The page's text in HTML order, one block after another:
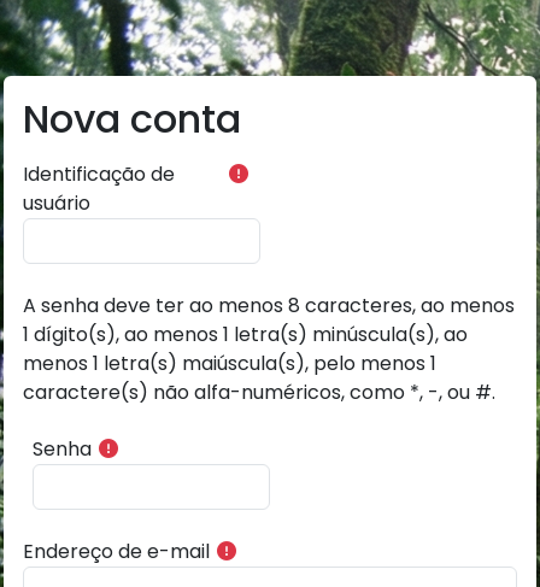
Ir para o conteúdo principal
Nova conta
Identificação de
usuário
A senha deve ter ao menos 8 caracteres, ao menos
1 dígito(s), ao menos 1 letra(s) minúscula(s), ao
menos 1 letra(s) maiúscula(s), pelo menos 1
caractere(s) não alfa-numéricos, como *, -, ou #.
Senha
Endereço de e-mail